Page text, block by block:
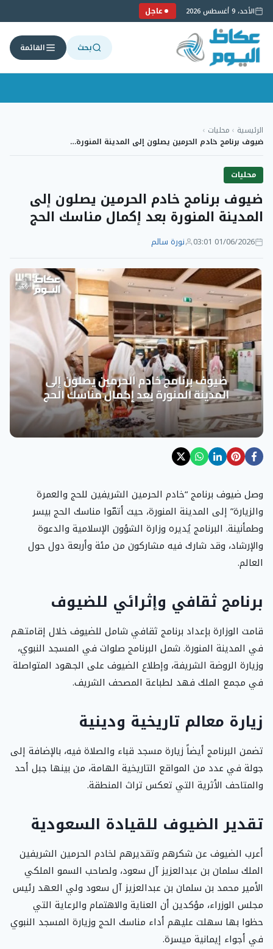
الأحد، 9 أغسطس 2026 عاجل
بحث القائمة
إلى
المحتوى
الرئيسية › محليات ›
ضيوف برنامج خادم الحرمين يصلون إلى المدينة المنورة…
محليات
ضيوف برنامج خادم الحرمين يصلون إلى
المدينة المنورة بعد إكمال مناسك الحج
01/06/2026 03:01 نورة سالم
وصل ضيوف برنامج “خادم الحرمين الشريفين للحج والعمرة
والزيارة” إلى المدينة المنورة، حيث أتمّوا مناسك الحج بيسر
وطمأنينة. البرنامج يُديره وزارة الشؤون الإسلامية والدعوة
والإرشاد، وقد شارك فيه مشاركون من مئة وأربعة دول حول
العالم.
برنامج ثقافي وإثرائي للضيوف
قامت الوزارة بإعداد برنامج ثقافي شامل للضيوف خلال إقامتهم
في المدينة المنورة. شمل البرنامج صلوات في المسجد النبوي،
وزيارة الروضة الشريفة، وإطلاع الضيوف على الجهود المتواصلة
في مجمع الملك فهد لطباعة المصحف الشريف.
زيارة معالم تاريخية ودينية
تضمن البرنامج أيضاً زيارة مسجد قباء والصلاة فيه، بالإضافة إلى
جولة في عدد من المواقع التاريخية الهامة، من بينها جبل أحد
والمتاحف الأثرية التي تعكس تراث المنطقة.
تقدير الضيوف للقيادة السعودية
أعرب الضيوف عن شكرهم وتقديرهم لخادم الحرمين الشريفين
الملك سلمان بن عبدالعزيز آل سعود، ولصاحب السمو الملكي
الأمير محمد بن سلمان بن عبدالعزيز آل سعود ولي العهد رئيس
مجلس الوزراء، مؤكدين أن العناية والاهتمام والرعاية التي
حظوا بها سهلت عليهم أداء مناسك الحج وزيارة المسجد النبوي
في أجواء إيمانية ميسرة.